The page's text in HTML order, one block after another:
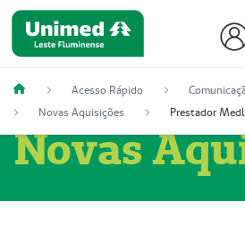
Acesso Rápido
Novas Aquisições
Novas